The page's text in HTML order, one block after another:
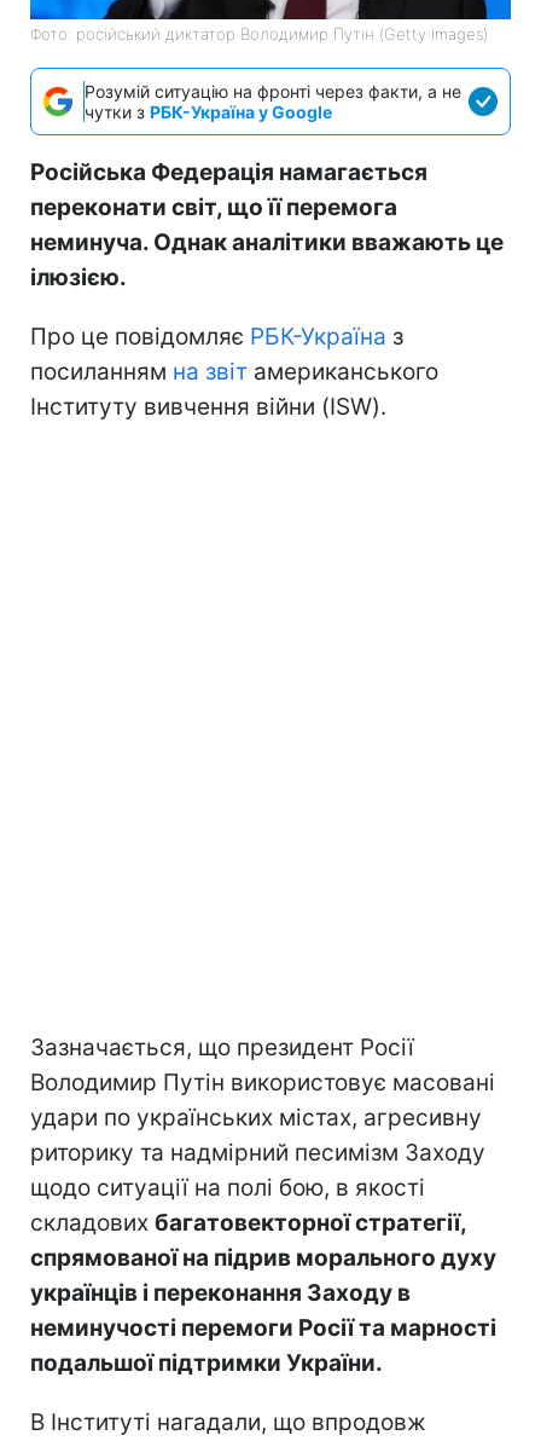
Фото: російський диктатор Володимир Путін (Getty Images)
Розумій ситуацію на фронті через факти, а не
чутки з РБК-Україна у Google
Російська Федерація намагається
переконати світ, що її перемога
неминуча. Однак аналітики вважають це
ілюзією.
Про це повідомляє РБК-Україна з
посиланням на звіт американського
Інституту вивчення війни (ISW).
Зазначається, що президент Росії
Володимир Путін використовує масовані
удари по українських містах, агресивну
риторику та надмірний песимізм Заходу
щодо ситуації на полі бою, в якості
складових багатовекторної стратегії,
спрямованої на підрив морального духу
українців і переконання Заходу в
неминучості перемоги Росії та марності
подальшої підтримки України.
В Інституті нагадали, що впродовж